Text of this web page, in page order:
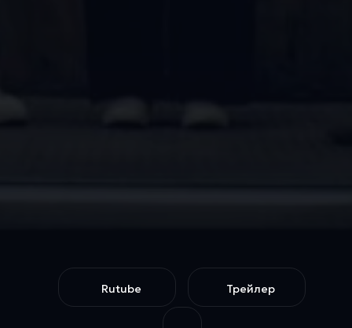
Rutube Трейлер